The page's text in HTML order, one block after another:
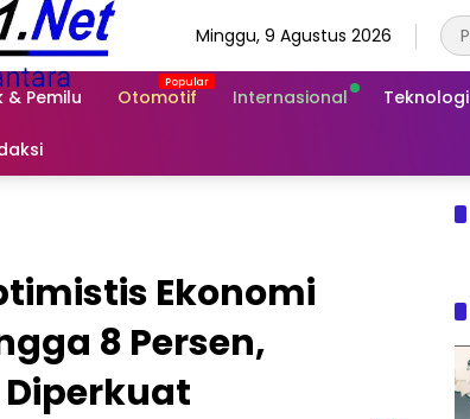
Minggu, 9 Agustus 2026
& Pemilu Otomotif Internasional Teknologi
Ekonomi
8 Persen,